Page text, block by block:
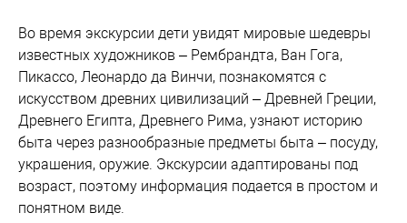
Во время экскурсии дети увидят мировые шедевры
известных художников – Рембрандта, Ван Гога,
Пикассо, Леонардо да Винчи, познакомятся с
искусством древних цивилизаций – Древней Греции,
Древнего Египта, Древнего Рима, узнают историю
быта через разнообразные предметы быта – посуду,
украшения, оружие. Экскурсии адаптированы под
возраст, поэтому информация подается в простом и
понятном виде.